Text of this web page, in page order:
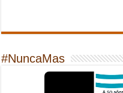
#NuncaMas